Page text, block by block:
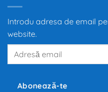
redefinește
Introdu adresa de email
website.
Adresă
Abonează-te